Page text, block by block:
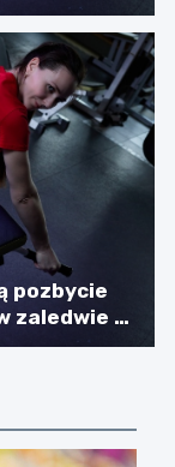
pozbycie
zaledwie 7